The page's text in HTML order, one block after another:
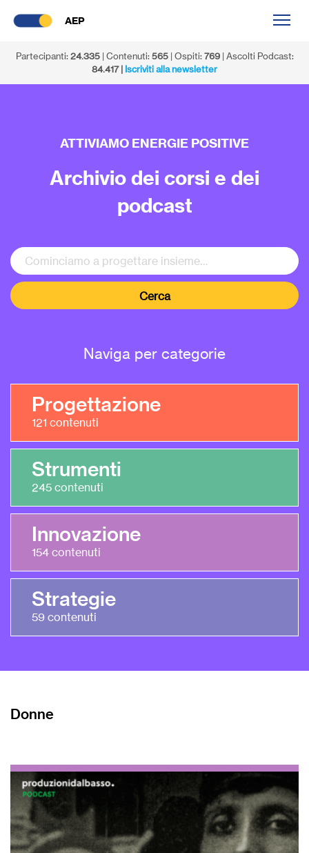
AEP
Partecipanti: 24.335| Contenuti: 565 | Ospiti: 769 | Ascolti Podcast:
84.417 | Iscriviti alla newsletter
ATTIVIAMO ENERGIE POSITIVE
Archivio dei corsi e dei
podcast
Naviga per categorie
Progettazione
121 contenuti
Strumenti
245 contenuti
Innovazione
154 contenuti
Strategie
59 contenuti
Donne